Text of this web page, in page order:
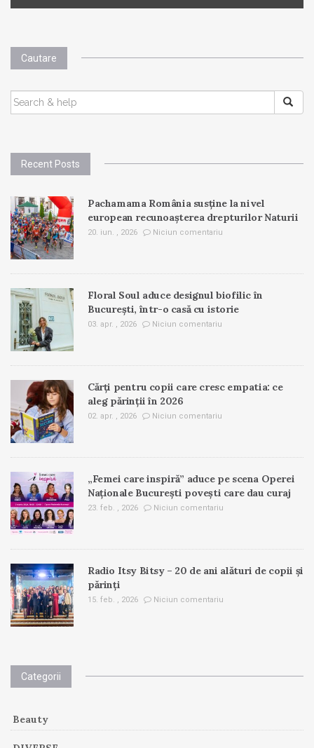
Cautare
SEARCH
FOR:
Recent Posts
Pachamama România susține la nivel
european recunoașterea drepturilor Naturii
20. iun. , 2026 Niciun comentariu
Floral Soul aduce designul biofilic în
București, într-o casă cu istorie
03. apr. , 2026 Niciun comentariu
Cărți pentru copii care cresc empatia: ce
aleg părinții în 2026
02. apr. , 2026 Niciun comentariu
„Femei care inspiră” aduce pe scena Operei
Naționale București povești care dau curaj
23. feb. , 2026 Niciun comentariu
Radio Itsy Bitsy – 20 de ani alături de copii și
părinți
15. feb. , 2026 Niciun comentariu
Categorii
Beauty